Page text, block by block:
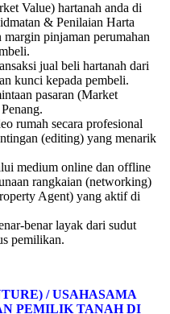
Value) hartanah anda di
& Penilaian Harta
pinjaman perumahan
jual beli hartanah dari
kunci kepada pembeli.
pasaran (Market
rumah secara profesional
(editing) yang menarik
medium online dan offline
rangkaian (networking)
Agent) yang aktif di
benar layak dari sudut
pemilikan.
/ USAHASAMA
PEMILIK TANAH DI